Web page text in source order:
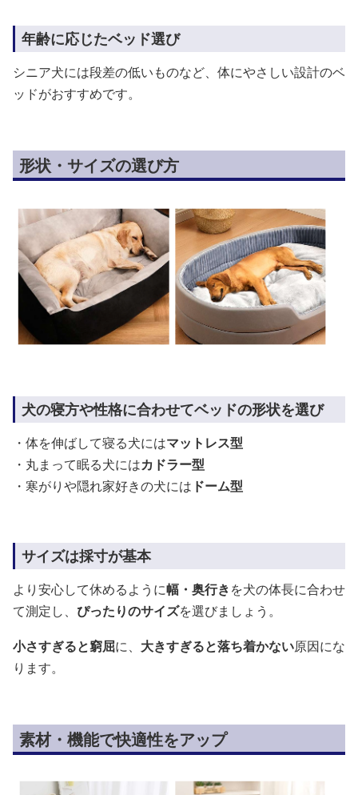
年齢に応じたベッド選び
シニア犬には段差の低いものなど、体にやさしい設計のベ
ッドがおすすめです。
形状・サイズの選び方
犬の寝方や性格に合わせてベッドの形状を選び
・体を伸ばして寝る犬にはマットレス型
・丸まって眠る犬にはカドラー型
・寒がりや隠れ家好きの犬には ドーム型
サイズは採寸が基本
より安心して休めるように幅・奥行きを犬の体長に合わせ
て測定し、 ぴったりのサイズを選びましょう。
小さすぎると窮屈に、 大きすぎると落ち着かない原因にな
ります。
素材・機能で快適性をアップ